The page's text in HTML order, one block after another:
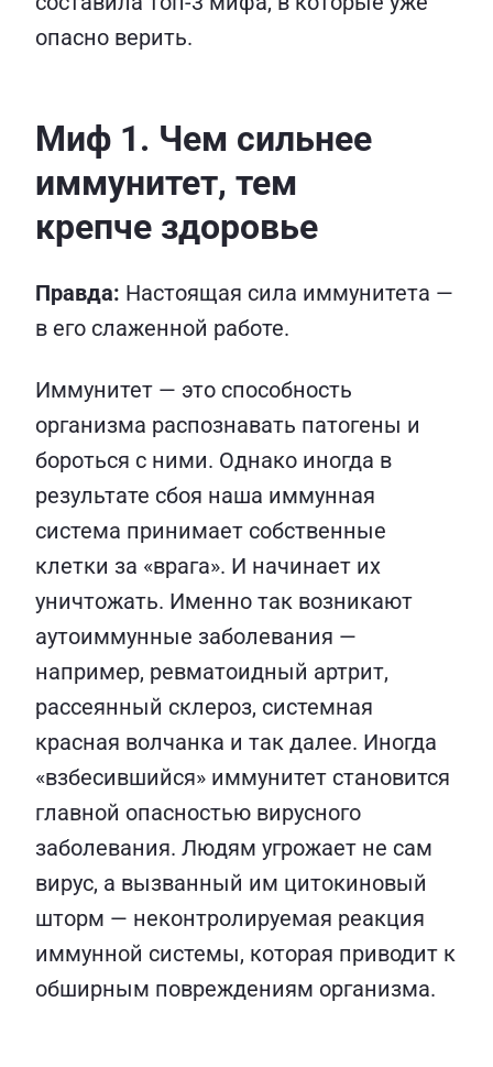
опасно верить.
Миф 1. Чем сильнее
иммунитет, тем
крепче здоровье
Правда: Настоящая сила иммунитета —
в его слаженной работе.
Иммунитет — это способность
организма распознавать патогены и
бороться с ними. Однако иногда в
результате сбоя наша иммунная
система принимает собственные
клетки за «врага». И начинает их
уничтожать. Именно так возникают
аутоиммунные заболевания —
например, ревматоидный артрит,
рассеянный склероз, системная
красная волчанка и так далее. Иногда
«взбесившийся» иммунитет становится
главной опасностью вирусного
заболевания. Людям угрожает не сам
вирус, а вызванный им цитокиновый
шторм — неконтролируемая реакция
иммунной системы, которая приводит к
обширным повреждениям организма.